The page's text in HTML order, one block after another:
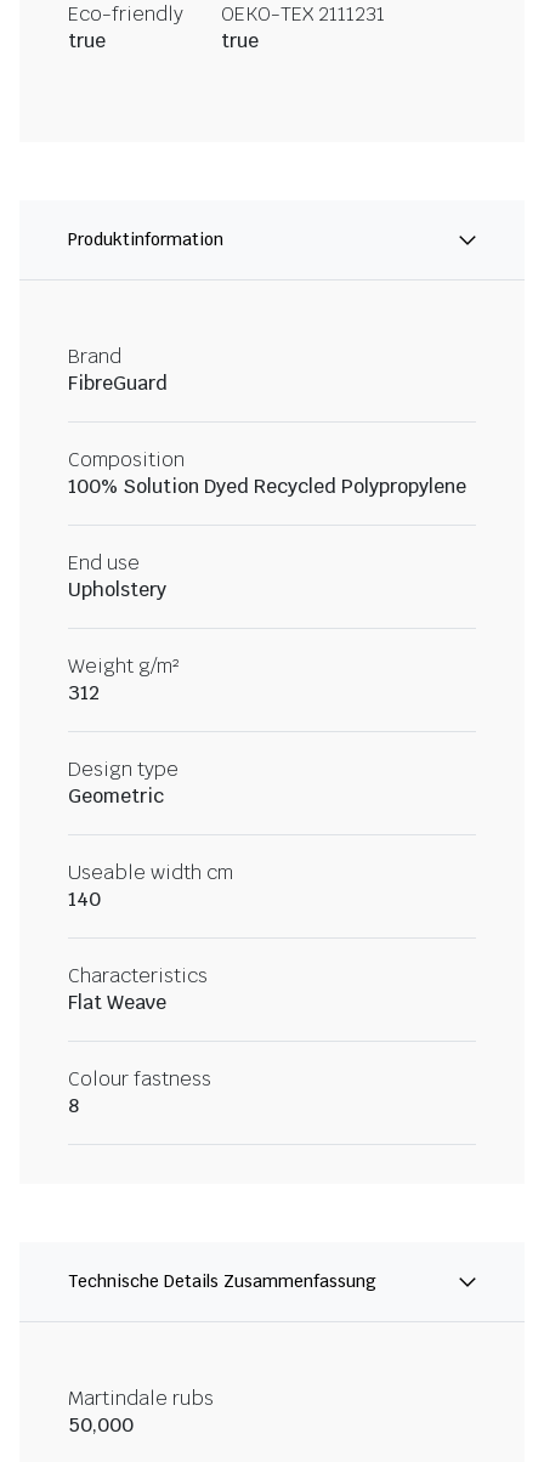
Eco-friendly
true
OEKO-TEX 2111231
true
Produktinformation
Brand
FibreGuard
Composition
100% Solution Dyed Recycled Polypropylene
End use
Upholstery
Weight g/m²
312
Design type
Geometric
Useable width cm
140
Characteristics
Flat Weave
Colour fastness
8
Technische Details Zusammenfassung
Martindale rubs
50,000